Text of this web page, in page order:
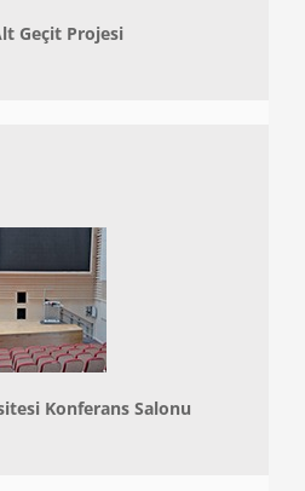
Geçit Projesi
Konferans Salonu